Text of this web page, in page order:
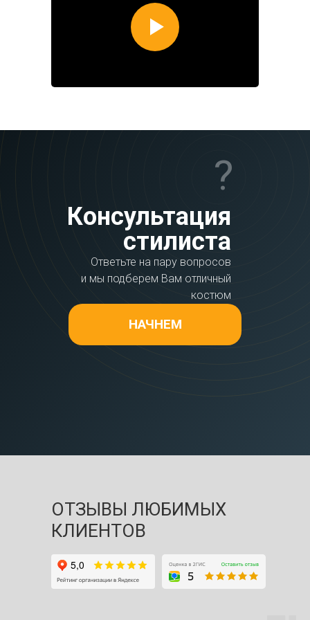
?
Консультация
стилиста
Ответьте на пару вопросов
и мы подберем Вам отличный
костюм
НАЧНЕМ
ОТЗЫВЫ ЛЮБИМЫХ
КЛИЕНТОВ